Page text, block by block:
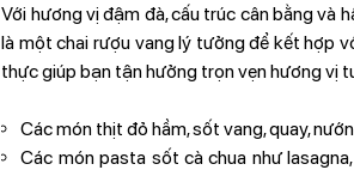
Với hương vị đậm đà, cấu trúc cân bằng và
là một chai rượu vang lý tưởng để kết hợp
thực giúp bạn tận hưởng trọn vẹn hương vị
Các món thịt đỏ hầm, sốt vang, quay,
Các món pasta sốt cà chua như